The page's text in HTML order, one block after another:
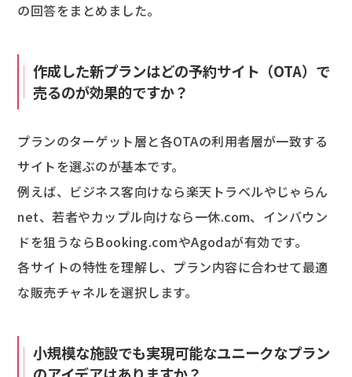
の回答をまとめました。
作成した新プランはどの予約サイト（OTA）で
売るのが効果的ですか？
プランのターゲット層と各OTAの利用者層が一致する
サイトを選ぶのが基本です。
例えば、ビジネス客向けなら楽天トラベルやじゃらん
net、若者やカップル向けなら一休.com、インバウン
ドを狙うならBooking.comやAgodaが有効です。
各サイトの特性を理解し、プラン内容に合わせて最適
な販売チャネルを選択します。
小規模な施設でも実現可能なユニークなプラン